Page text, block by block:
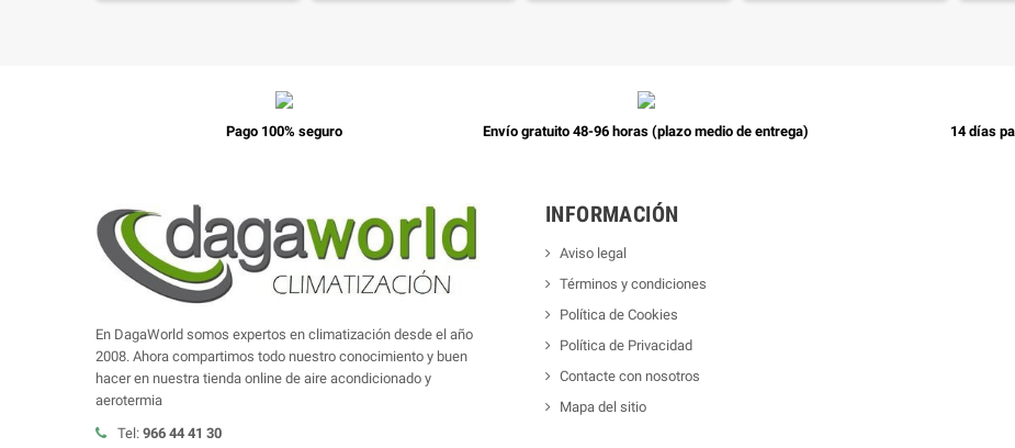
Pago 100% seguro Envío gratuito 48-96 horas (plazo medio de entrega) 14 días
En DagaWorld somos expertos en climatización desde el año
2008. Ahora compartimos todo nuestro conocimiento y buen
hacer en nuestra tienda online de aire acondicionado y
aerotermia
Tel: 966 44 41 30
INFORMACIÓN
Aviso legal
Términos y condiciones
Política de Cookies
Política de Privacidad
Contacte con nosotros
Mapa del sitio